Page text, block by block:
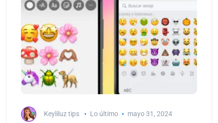
Keyliluz tips Lo último mayo 31, 2024